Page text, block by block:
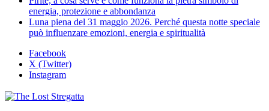
energia, protezione e abbondanza
Luna piena del 31 maggio 2026. Perché questa notte speciale
può influenzare emozioni, energia e spiritualità
Facebook
X (Twitter)
Instagram